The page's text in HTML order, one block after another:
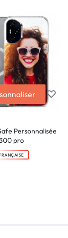
Personnalisée
pro